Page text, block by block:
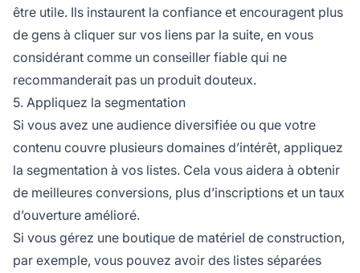
être utile. Ils instaurent la confiance et encouragent plus
de gens à cliquer sur vos liens par la suite, en vous
considérant comme un conseiller fiable qui ne
recommanderait pas un produit douteux.
5. Appliquez la segmentation
Si vous avez une audience diversifiée ou que votre
contenu couvre plusieurs domaines d’intérêt, appliquez
la segmentation à vos listes. Cela vous aidera à obtenir
de meilleures conversions, plus d’inscriptions et un taux
d’ouverture amélioré.
Si vous gérez une boutique de matériel de construction,
par exemple, vous pouvez avoir des listes séparées